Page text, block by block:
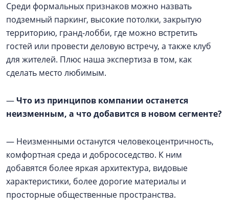
Среди формальных признаков можно назвать
подземный паркинг, высокие потолки, закрытую
территорию, гранд-лобби, где можно встретить
гостей или провести деловую встречу, а также клуб
для жителей. Плюс наша экспертиза в том, как
сделать место любимым.
—Что из принципов компании останется
неизменным, а что добавится в новом сегменте?
— Неизменными останутся человекоцентричность,
комфортная среда и добрососедство. К ним
добавятся более яркая архитектура, видовые
характеристики, более дорогие материалы и
просторные общественные пространства.